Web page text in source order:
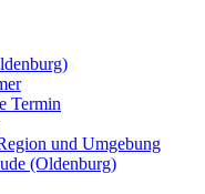
Termin
und Umgebung
(Oldenburg)